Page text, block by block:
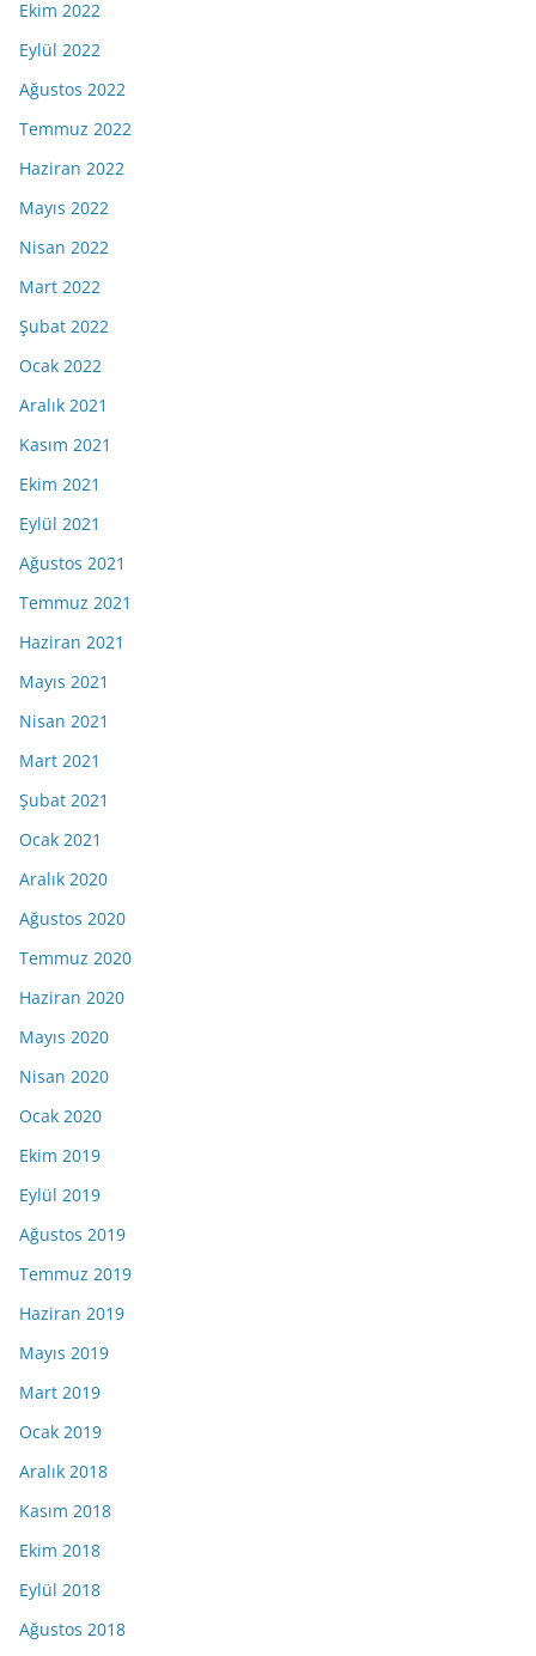
Ekim 2022
Eylül 2022
Ağustos 2022
Temmuz 2022
Haziran 2022
Mayıs 2022
Nisan 2022
Mart 2022
Şubat 2022
Ocak 2022
Aralık 2021
Kasım 2021
Ekim 2021
Eylül 2021
Ağustos 2021
Temmuz 2021
Haziran 2021
Mayıs 2021
Nisan 2021
Mart 2021
Şubat 2021
Ocak 2021
Aralık 2020
Ağustos 2020
Temmuz 2020
Haziran 2020
Mayıs 2020
Nisan 2020
Ocak 2020
Ekim 2019
Eylül 2019
Ağustos 2019
Temmuz 2019
Haziran 2019
Mayıs 2019
Mart 2019
Ocak 2019
Aralık 2018
Kasım 2018
Ekim 2018
Eylül 2018
Ağustos 2018